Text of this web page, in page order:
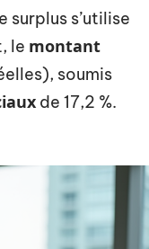
surplus s’utilise
le montant
soumis
de 17,2 %.